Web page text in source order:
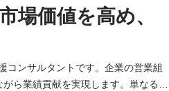
場価値を高め、
コンサルタントです。企業の営業組
ら業績貢献を実現します。単なるア